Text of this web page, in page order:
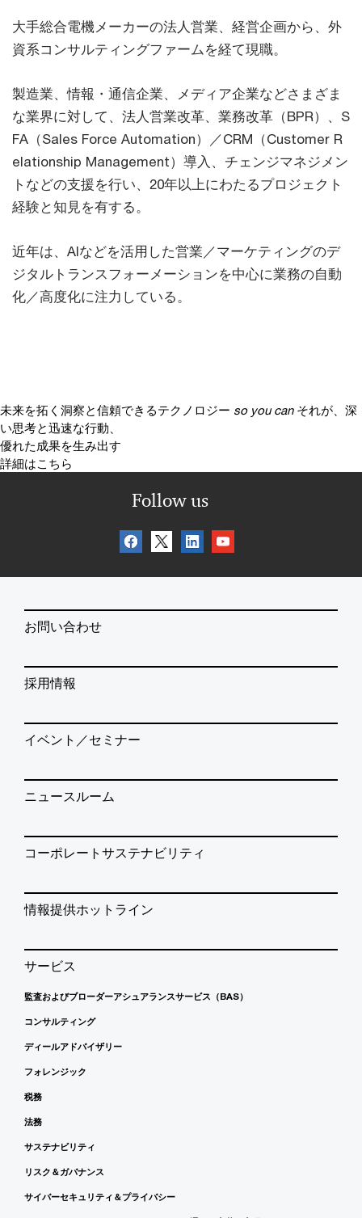
大手総合電機メーカーの法人営業、経営企画から、外
資系コンサルティングファームを経て現職。
製造業、情報・通信企業、メディア企業などさまざま
な業界に対して、法人営業改革、業務改革（BPR）、S
FA（Sales Force Automation）／CRM（Customer R
elationship Management）導入、チェンジマネジメン
トなどの支援を行い、20年以上にわたるプロジェクト
経験と知見を有する。
近年は、AIなどを活用した営業／マーケティングのデ
ジタルトランスフォーメーションを中心に業務の自動
化／高度化に注力している。
未来を拓く洞察と信頼できるテクノロジー so you can それが、深
い思考と迅速な行動、
優れた成果を生み出す
詳細はこちら
Follow us
お問い合わせ
採用情報
イベント／セミナー
ニュースルーム
コーポレートサステナビリティ
情報提供ホットライン
サービス
監査およびブローダーアシュアランスサービス（BAS）
コンサルティング
ディールアドバイザリー
フォレンジック
税務
法務
サステナビリティ
リスク＆ガバナンス
サイバーセキュリティ＆プライバシー